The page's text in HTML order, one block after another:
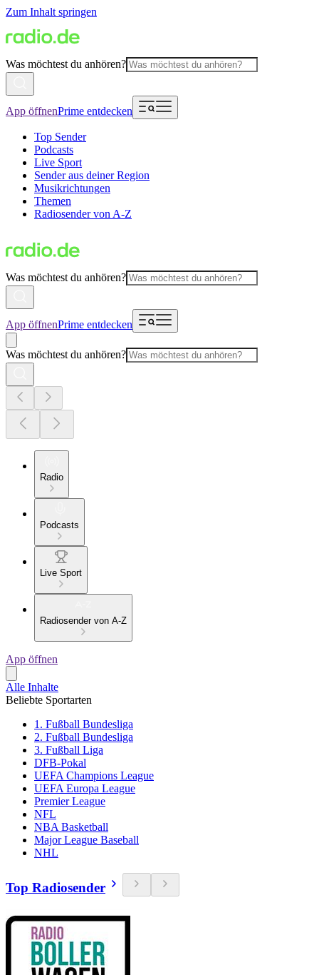
Zum Inhalt springen
Was möchtest du anhören?
App öffnenPrime entdecken
Top Sender
Podcasts
Live Sport
Sender aus deiner Region
Musikrichtungen
Themen
Radiosender von A-Z
Was möchtest du anhören?
App öffnenPrime entdecken
Was möchtest du anhören?
Radio
Podcasts
Live Sport
Radiosender von A-Z
App öffnen
Alle Inhalte
Beliebte Sportarten
1. Fußball Bundesliga
2. Fußball Bundesliga
3. Fußball Liga
DFB-Pokal
UEFA Champions League
UEFA Europa League
Premier League
NFL
NBA Basketball
Major League Baseball
NHL
Top Radiosender